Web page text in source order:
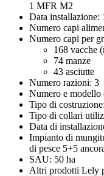
1 MFR M2
Data installazione:
Numero capi
Numero capi per
168 vacche
74 manze
43 asciutte
Numero razioni: 3
Numero e
Tipo di
Tipo di collari
Data di
Impianto di
di pesce 5+5
SAU: 50 ha
Altri prodotti Lely